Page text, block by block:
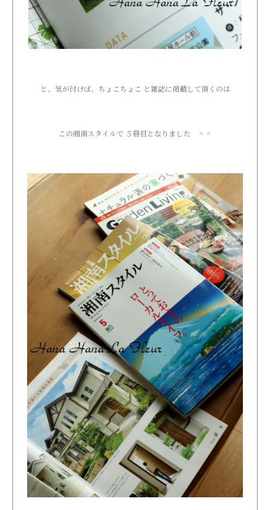
と、気が付けば、ちょこちょこ と雑誌に掲載して頂くのは
この湘南スタイルで ５冊目となりました ＾＾